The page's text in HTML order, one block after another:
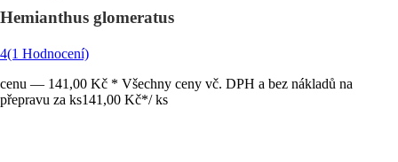
Hemianthus glomeratus
4(1 Hodnocení)
cenu — 141,00 Kč * Všechny ceny vč. DPH a bez nákladů na
přepravu za ks141,00 Kč*/ ks